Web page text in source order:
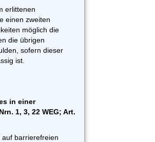
erlittenen
einen zweiten
möglich die
die übrigen
sofern dieser
ist.
in einer
1, 3, 22 WEG; Art.
auf barrierefreien